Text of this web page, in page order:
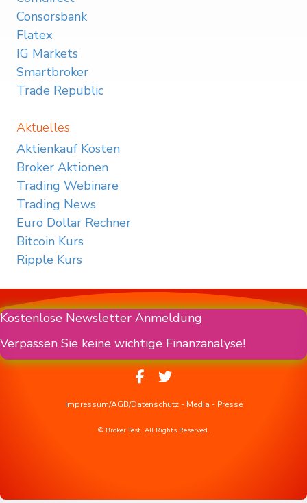
Consorsbank
Flatex
IG Markets
Smartbroker
Trade Republic
Aktuelles
Aktienkauf Kosten
Broker Aktionen
Trading Webinare
Trading News
Euro Dollar Rechner
Bitcoin Kurs
Ripple Kurs
Kostenlose Newsletter Anmeldung
Verpassen Sie keine wichtige Finanzanalyse!
Impressum/AGB/Datenschutz- Media - Presse
© Broker Test. All Rights Reserved.